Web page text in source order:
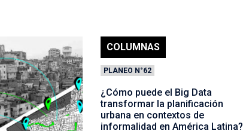
COLUMNAS
PLANEO N°62
¿Cómo puede el Big Data
transformar la planificación
urbana en contextos de
informalidad en América Latina?